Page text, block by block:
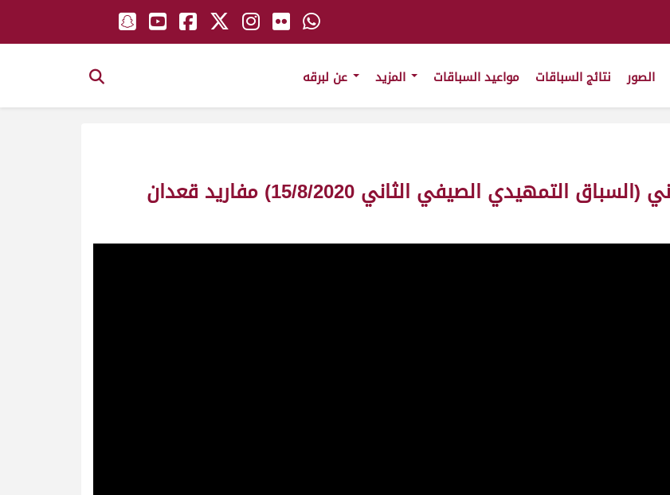
الصور نتائج السباقات مواعيد السباقات
ش16 صايب لـ محمد عبدالهادي الغيثاني (السباق التمهيدي الصيفي الثاني 15/8/2020) مفاريد قعدان